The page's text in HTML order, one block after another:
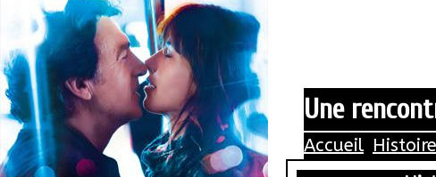
Une
Accueil Histoire